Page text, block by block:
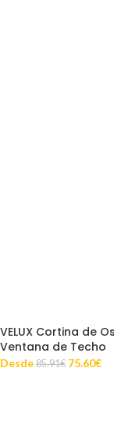
VELUX Cortina de
Ventana de Techo
Desde 85.91€ 75.60€